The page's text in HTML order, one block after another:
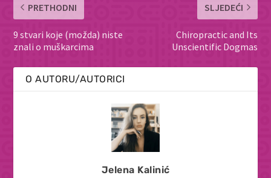
PRETHODNI
9 stvari koje (možda) niste
znali o muškarcima
SLJEDEĆI
Chiropractic and Its
Unscientific Dogmas
O AUTORU/AUTORICI
Jelena Kalinić